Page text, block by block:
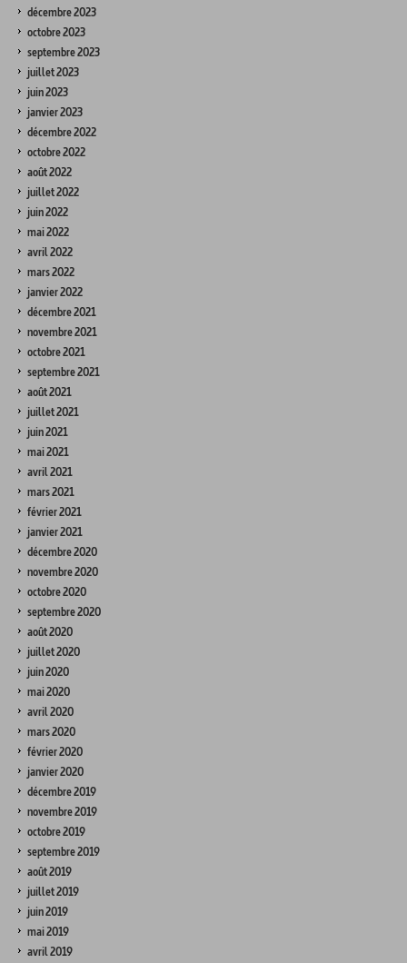
décembre 2023
octobre 2023
septembre 2023
juillet 2023
juin 2023
janvier 2023
décembre 2022
octobre 2022
août 2022
juillet 2022
juin 2022
mai 2022
avril 2022
mars 2022
janvier 2022
décembre 2021
novembre 2021
octobre 2021
septembre 2021
août 2021
juillet 2021
juin 2021
mai 2021
avril 2021
mars 2021
février 2021
janvier 2021
décembre 2020
novembre 2020
octobre 2020
septembre 2020
août 2020
juillet 2020
juin 2020
mai 2020
avril 2020
mars 2020
février 2020
janvier 2020
décembre 2019
novembre 2019
octobre 2019
septembre 2019
août 2019
juillet 2019
juin 2019
mai 2019
avril 2019